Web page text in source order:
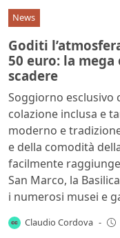
News
Goditi
50 euro: la
scadere
Soggiorno esclusivo
colazione inclusa e
moderno e
e della comodità
facilmente
San Marco, la
i numerosi musei e
Claudio Cordova -